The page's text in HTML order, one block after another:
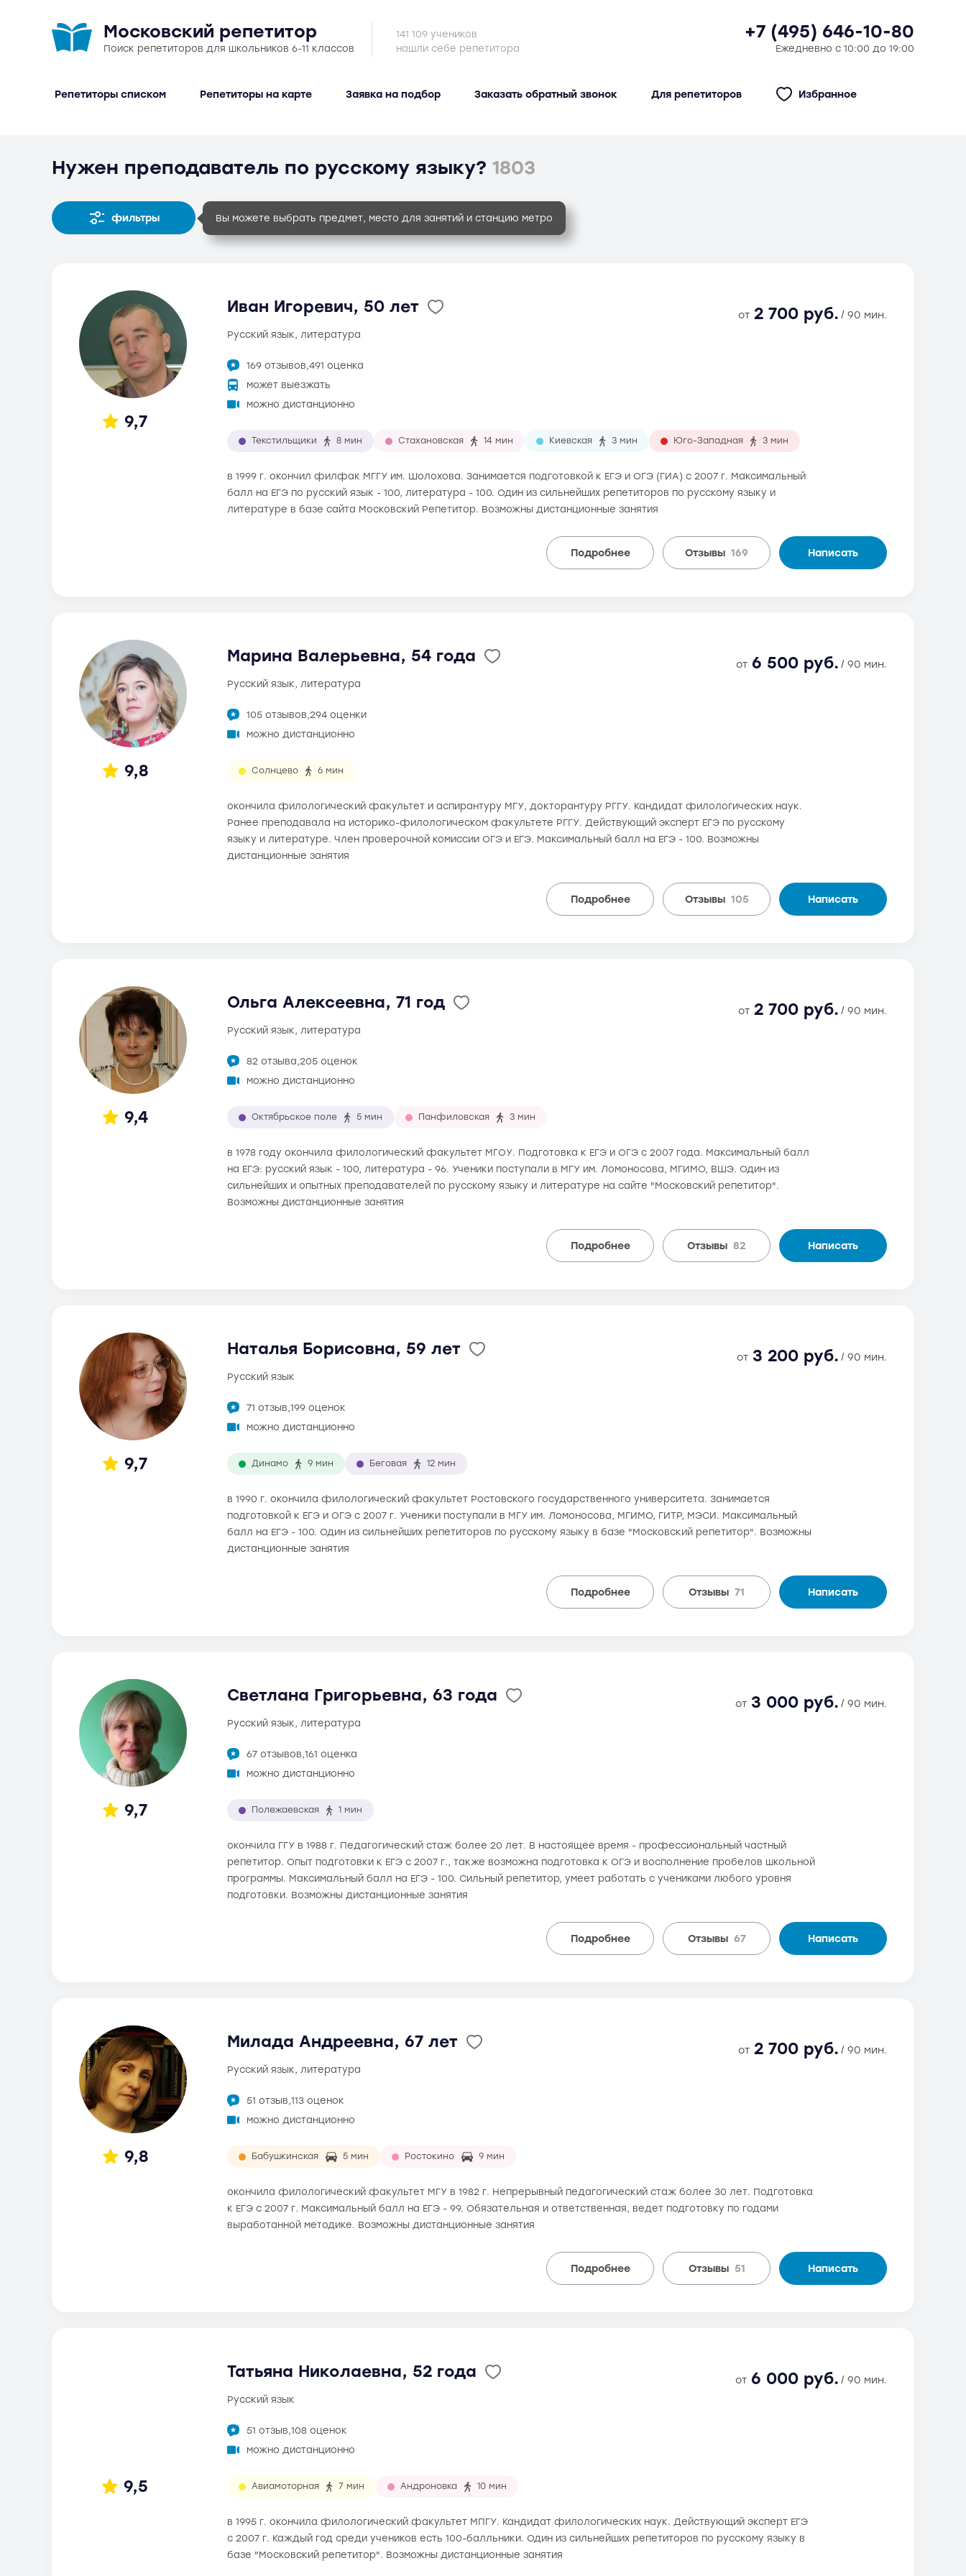
Московский репетитор +7 (495) 646-10-80
Поиск репетиторов для школьников 6-11 классов Ежедневно с 10:00 до 19:00
141 109 учеников
нашли себе репетитора
Репетиторы списком Репетиторы на карте Заявка на подбор Заказать обратный звонок Для репетиторов Избранное
Нужен преподаватель по русскому языку? 1803
фильтры Вы можете выбрать предмет, место для занятий и станцию метро
9,7
Иван Игоревич, 50 лет от 2 700 руб. / 90 мин.
русский язык, литература
169 отзывов,491 оценка
может выезжать
можно дистанционно
Текстильщики 8 мин Стахановская 14 мин Киевская 3 мин Юго-Западная 3 мин
в 1999 г. окончил филфак МГГУ им. Шолохова. Занимается подготовкой к ЕГЭ и ОГЭ (ГИА) с 2007 г. Максимальный
балл на ЕГЭ по русский язык - 100, литература - 100. Один из сильнейших репетиторов по русскому языку и
литературе в базе сайта Московский Репетитор. Возможны дистанционные занятия
Подробнее Отзывы 169 Написать
9,8
Марина Валерьевна, 54 года от 6 500 руб. / 90 мин.
русский язык, литература
105 отзывов,294 оценки
можно дистанционно
Солнцево 6 мин
окончила филологический факультет и аспирантуру МГУ, докторантуру РГГУ. Кандидат филологических наук.
Ранее преподавала на историко-филологическом факультете РГГУ. Действующий эксперт ЕГЭ по русскому
языку и литературе. Член проверочной комиссии ОГЭ и ЕГЭ. Максимальный балл на ЕГЭ - 100. Возможны
дистанционные занятия
Подробнее Отзывы 105 Написать
9,4
Ольга Алексеевна, 71 год от 2 700 руб. / 90 мин.
русский язык, литература
82 отзыва,205 оценок
можно дистанционно
Октябрьское поле 5 мин Панфиловская 3 мин
в 1978 году окончила филологический факультет МГОУ. Подготовка к ЕГЭ и ОГЭ с 2007 года. Максимальный балл
на ЕГЭ: русский язык - 100, литература - 96. Ученики поступали в МГУ им. Ломоносова, МГИМО, ВШЭ. Один из
сильнейших и опытных преподавателей по русскому языку и литературе на сайте "Московский репетитор".
Возможны дистанционные занятия
Подробнее Отзывы 82 Написать
9,7
Наталья Борисовна, 59 лет от 3 200 руб. / 90 мин.
русский язык
71 отзыв,199 оценок
можно дистанционно
Динамо 9 мин Беговая 12 мин
в 1990 г. окончила филологический факультет Ростовского государственного университета. Занимается
подготовкой к ЕГЭ и ОГЭ с 2007 г. Ученики поступали в МГУ им. Ломоносова, МГИМО, ГИТР, МЭСИ. Максимальный
балл на ЕГЭ - 100. Один из сильнейших репетиторов по русскому языку в базе "Московский репетитор". Возможны
дистанционные занятия
Подробнее Отзывы 71 Написать
9,7
Светлана Григорьевна, 63 года от 3 000 руб. / 90 мин.
русский язык, литература
67 отзывов,161 оценка
можно дистанционно
Полежаевская 1 мин
окончила ГГУ в 1988 г. Педагогический стаж более 20 лет. В настоящее время - профессиональный частный
репетитор. Опыт подготовки к ЕГЭ с 2007 г., также возможна подготовка к ОГЭ и восполнение пробелов школьной
программы. Максимальный балл на ЕГЭ - 100. Сильный репетитор, умеет работать с учениками любого уровня
подготовки. Возможны дистанционные занятия
Подробнее Отзывы 67 Написать
9,8
Милада Андреевна, 67 лет от 2 700 руб. / 90 мин.
русский язык, литература
51 отзыв,113 оценок
можно дистанционно
Бабушкинская 5 мин Ростокино 9 мин
окончила филологический факультет МГУ в 1982 г. Непрерывный педагогический стаж более 30 лет. Подготовка
к ЕГЭ с 2007 г. Максимальный балл на ЕГЭ - 99. Обязательная и ответственная, ведет подготовку по годами
выработанной методике. Возможны дистанционные занятия
Подробнее Отзывы 51 Написать
9,5
Татьяна Николаевна, 52 года от 6 000 руб. / 90 мин.
русский язык
51 отзыв,108 оценок
можно дистанционно
Авиамоторная 7 мин Андроновка 10 мин
в 1995 г. окончила филологический факультет МПГУ. Кандидат филологических наук. Действующий эксперт ЕГЭ
с 2007 г. Каждый год среди учеников есть 100-балльники. Один из сильнейших репетиторов по русскому языку в
базе "Московский репетитор". Возможны дистанционные занятия